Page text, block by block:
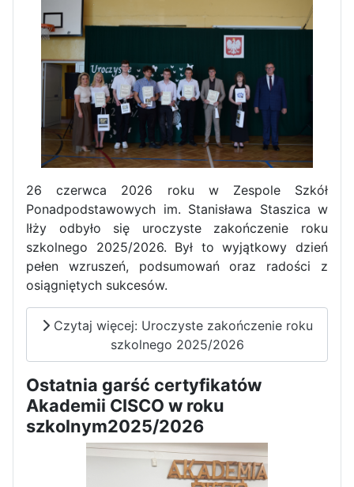
Dni Otwarte w „Staszicu” za
nami
Informatycy zapraszają do
Staszica w Iłży!
Zakończenie roku maturzystów
26 czerwca 2026 roku w Zespole Szkół
Ponadpodstawowych im. Stanisława Staszica w
Iłży odbyło się uroczyste zakończenie roku
szkolnego 2025/2026. Był to wyjątkowy dzień
pełen wzruszeń, podsumowań oraz radości z
osiągniętych sukcesów.
Czytaj więcej: Uroczyste zakończenie roku
szkolnego 2025/2026
Ostatnia garść certyfikatów
Akademii CISCO w roku
szkolnym2025/2026